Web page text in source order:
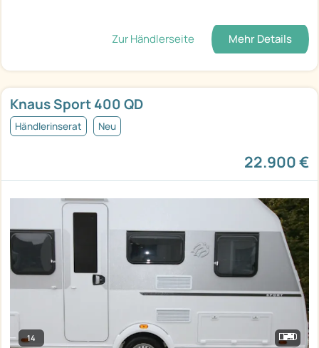
Zur Händlerseite Mehr Details
Knaus Sport 400 QD
Händlerinserat Neu
22.900 €
14